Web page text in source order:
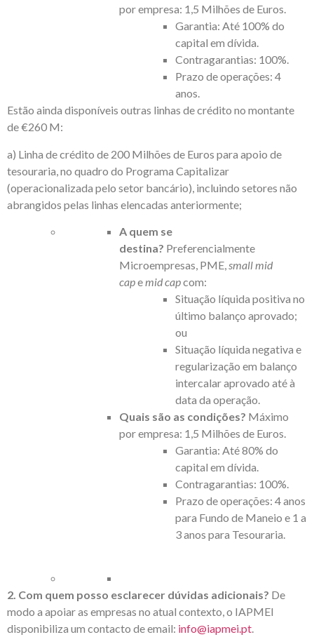
por empresa: 1,5 Milhões de Euros.
Garantia: Até 100% do
capital em dívida.
Contragarantias: 100%.
Prazo de operações: 4
anos.
Estão ainda disponíveis outras linhas de crédito no montante
de €260 M:
a) Linha de crédito de 200 Milhões de Euros para apoio de
tesouraria, no quadro do Programa Capitalizar
(operacionalizada pelo setor bancário), incluindo setores não
abrangidos pelas linhas elencadas anteriormente;
A quem se
destina? Preferencialmente
Microempresas, PME,small mid
capemid capcom:
Situação líquida positiva no
último balanço aprovado;
ou
Situação líquida negativa e
regularização em balanço
intercalar aprovado até à
data da operação.
Quais são as condições? Máximo
por empresa: 1,5 Milhões de Euros.
Garantia: Até 80% do
capital em dívida.
Contragarantias: 100%.
Prazo de operações: 4 anos
para Fundo de Maneio e 1 a
3 anos para Tesouraria.
2. Com quem posso esclarecer dúvidas adicionais? De
modo a apoiar as empresas no atual contexto, o IAPMEI
disponibiliza um contacto de email: info@iapmei.pt.